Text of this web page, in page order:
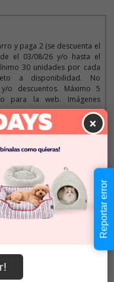
y paga 2 (se descuenta el
el 03/08/26 y/o hasta el
30 unidades por cada
a disponibilidad. No
o descuentos. Máximo 5
para la web. Imágenes
Cantidad:
- +
×
Reportar error